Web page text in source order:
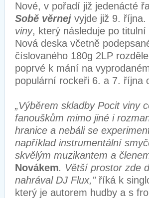
Nové, v pořadí již jedenácté
Sobě věrnej vyjde již 9.
viny, který následuje po
Nová deska včetně
číslovaného 180g 2LP
poprvé k mání na
populární rockeři 6. a 7. října
„Výběrem skladby Pocit viny
fanouškům mimo jiné i
hranice a nebáli se
například instrumentální
skvělým muzikantem a
Novákem. Větší prostor zde
nahrával DJ Flux,"říká k
který je autorem hudby a s